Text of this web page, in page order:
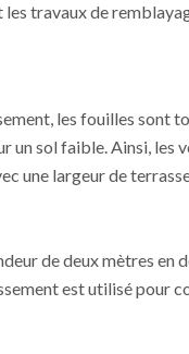
les travaux de
les fouilles sont
un sol faible. Ainsi, les
une largeur de
de deux mètres en
est utilisé pour